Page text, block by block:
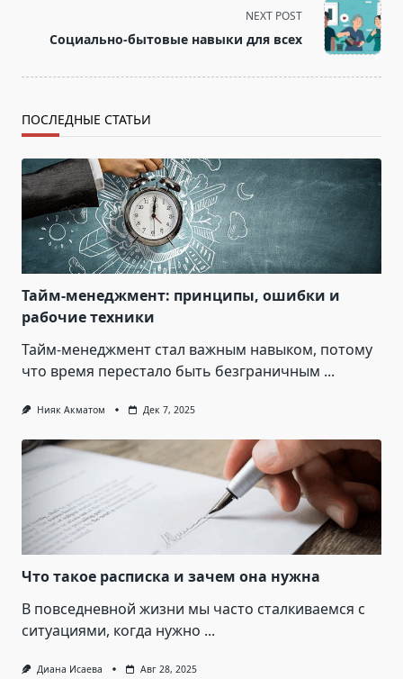
text">Page</span>
NEXT POST
Социально-бытовые навыки для всех
ПОСЛЕДНЫЕ СТАТЬИ
Тайм-менеджмент: принципы, ошибки и
рабочие техники
Тайм-менеджмент стал важным навыком, потому
что время перестало быть безграничным ...
Нияк Акматом Дек 7, 2025
Что такое расписка и зачем она нужна
В повседневной жизни мы часто сталкиваемся с
ситуациями, когда нужно ...
Диана Исаева Авг 28, 2025